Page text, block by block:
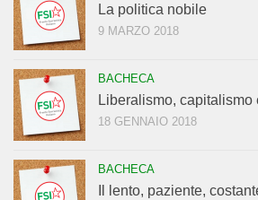
La politica nobile
9 MARZO 2018
BACHECA
Liberalismo, capitalismo
18 GENNAIO 2018
BACHECA
Il lento, paziente,